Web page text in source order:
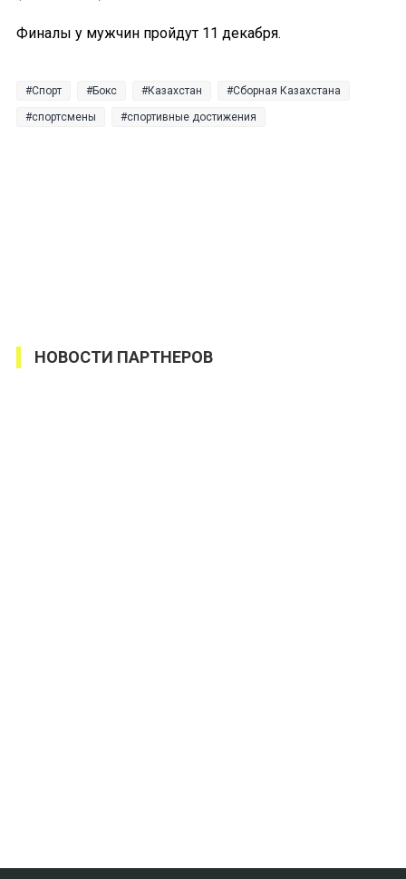
Финалы у мужчин пройдут 11 декабря.
Спорт Бокс Казахстан Сборная Казахстана
спортсмены спортивные достижения
НОВОСТИ ПАРТНЕРОВ